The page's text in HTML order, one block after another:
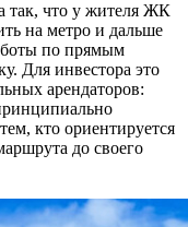
так, что у жителя ЖК
на метро и дальше
по прямым
Для инвестора это
арендаторов:
кто ориентируется
до своего